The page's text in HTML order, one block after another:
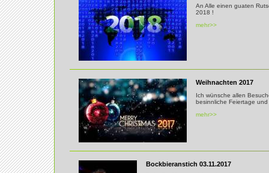
An Alle einen guaten
2018 !
mehr>>
Weihnachten 2017
Ich wünsche allen
besinnliche Feiertage
mehr>>
Bockbieranstich 03.11.2017